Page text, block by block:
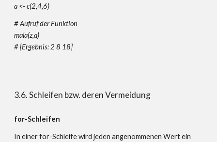
a <- c(2,4,6)
# Aufruf der Funktion
mala(z,a)
#[Ergebnis: 2 8 18]
3.6. Schleifen bzw. deren Vermeidung
for-Schleifen
In einer for-Schleife wird jeden angenommenen Wert ein